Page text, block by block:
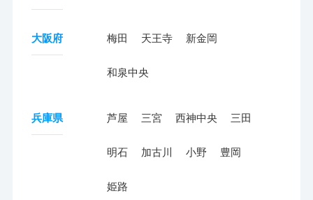
大阪府 梅田 天王寺 新金岡
和泉中央
兵庫県 芦屋 三宮 西神中央 三田
明石 加古川 小野 豊岡
姫路